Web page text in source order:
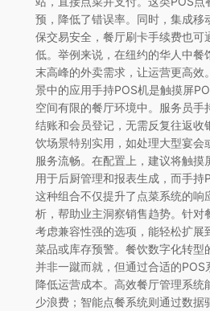
预，降低了错误率。同时，集成移
保交易安全，餐厅刷卡手续费也可
低。举例来说，在纽约的华人中餐
末高峰的外卖需求，让运营更高效
景中的应用手持POS机是触摸屏
空间有限的餐厅环境中。服务员手
结账和会员登记，无需反复往返收
饮场景特别实用，如处理大型宴会
服务流畅。在配置上，建议将触摸
用于后厨管理和报表生成，而手持
这种组合不仅提升了点菜系统的响
析，帮助业主洞察销售趋势。针对
考虑兼容性强的选项，能轻松扩展
菜品或库存预警。餐饮数字化转型
并非一蹴而就，但通过合适的POS
降低运营成本。高效餐厅管理系统
少浪费；智能点餐系统则通过数据